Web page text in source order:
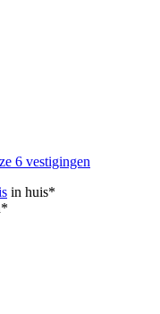
6 vestigingen
in huis*